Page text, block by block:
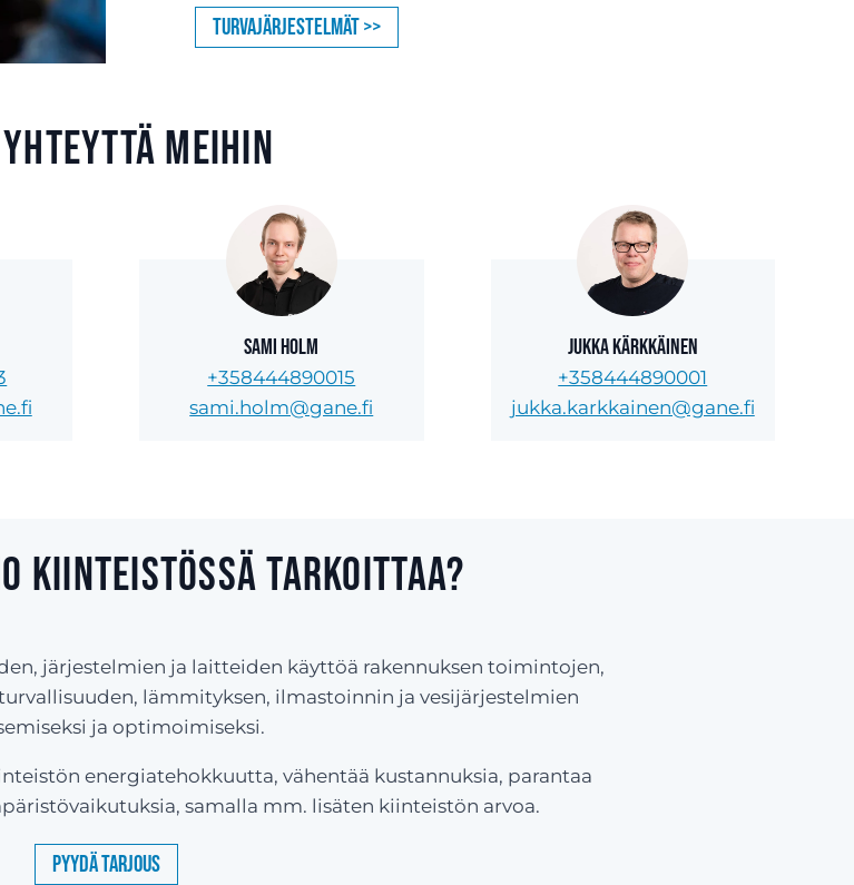
Turvajärjestelmät >>
meihin
Sami Holm
+358444890015
sami.holm@gane.fi
Jukka Kärkkäinen
+358444890001
jukka.karkkainen@gane.fi
kiinteistössä tarkoittaa?
järjestelmien ja laitteiden käyttöä rakennuksen toimintojen,
lämmityksen, ilmastoinnin ja vesijärjestelmien
ja optimoimiseksi.
energiatehokkuutta, vähentää kustannuksia, parantaa
samalla mm. lisäten kiinteistön arvoa.
Pyydä tarjous